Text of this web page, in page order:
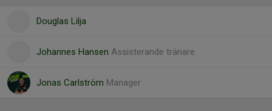
Douglas Lilja .
Johannes Hansen Assisterande tränare
Jonas Carlström Manager